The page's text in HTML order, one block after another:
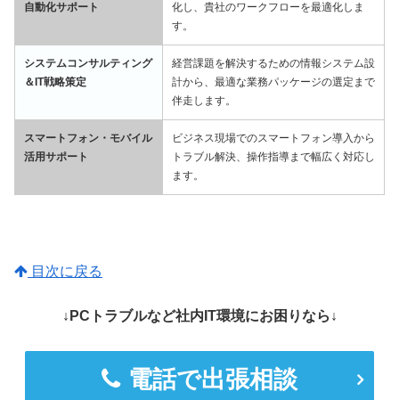
自動化サポート
化し、貴社のワークフローを最適化しま
す。
システムコンサルティング
＆IT戦略策定
経営課題を解決するための情報システム設
計から、最適な業務パッケージの選定まで
伴走します。
スマートフォン・モバイル
活用サポート
ビジネス現場でのスマートフォン導入から
トラブル解決、操作指導まで幅広く対応し
ます。
目次に戻る
↓PCトラブルなど社内IT環境にお困りなら↓
電話で出張相談